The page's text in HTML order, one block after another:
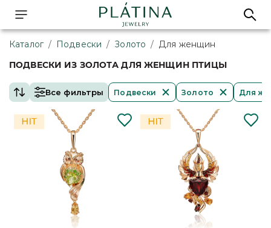
Каталог / Подвески / Золото / Для женщин
ПОДВЕСКИ ИЗ ЗОЛОТА ДЛЯ ЖЕНЩИН ПТИЦЫ
Все фильтры Подвески Золото Для